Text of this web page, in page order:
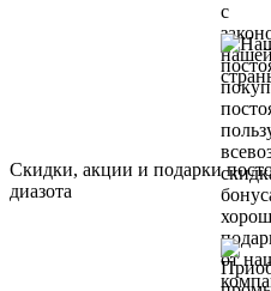
Скидки, акции и подарки
диазота